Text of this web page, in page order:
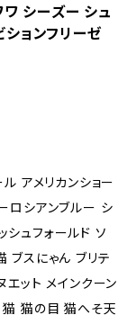
シーズー シュ
ョンフリーゼ
アメリカンショー
ロシアンブルー シ
シュフォールド ソ
ブスにゃん ブリテ
ット メインクーン
猫 猫の目 猫へそ天